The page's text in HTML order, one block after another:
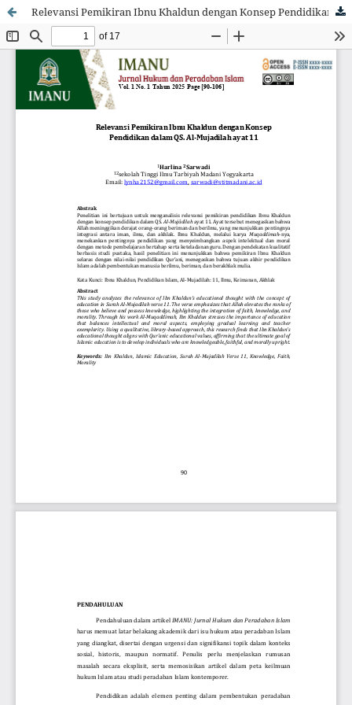
Relevansi Pemikiran Ibnu Khaldun dengan Konsep Pendidikan dalam QS. Al-Mujadilah ayat 11